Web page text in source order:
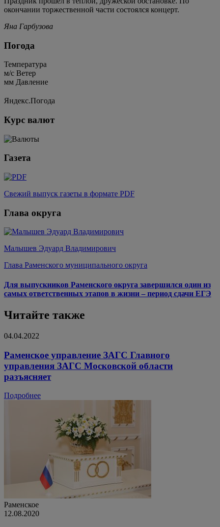
окончании торжественной части состоялся концерт.
Яна Гарбузова
Погода
Температура
м/c Ветер
мм Давление
Яндекс.Погода
Курс валют
Газета
Свежий выпуск газеты в формате PDF
Глава округа
Малышев Эдуард Владимирович
Глава Раменского муниципального округа
Для выпускников Раменского округа завершился один из
самых ответственных этапов в жизни – период сдачи ЕГЭ
Читайте также
04.04.2022
Раменское управление ЗАГС Главного
управления ЗАГС Московской области
разъясняет
Подробнее
Раменское
12.08.2020